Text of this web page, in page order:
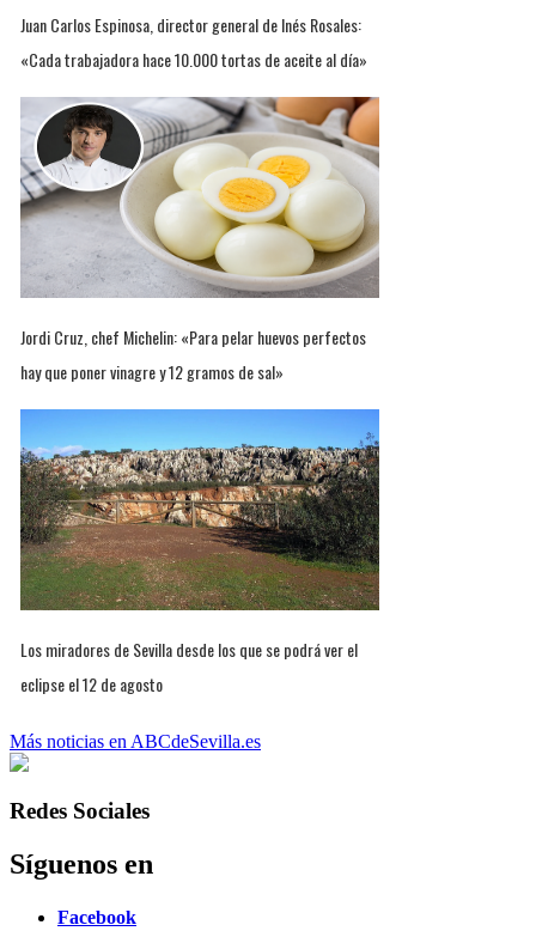
Juan Carlos Espinosa, director general de Inés Rosales:
«Cada trabajadora hace 10.000 tortas de aceite al día»
Jordi Cruz, chef Michelin: «Para pelar huevos perfectos
hay que poner vinagre y 12 gramos de sal»
Los miradores de Sevilla desde los que se podrá ver el
eclipse el 12 de agosto
Más noticias en ABCdeSevilla.es
Redes Sociales
Síguenos en
Facebook